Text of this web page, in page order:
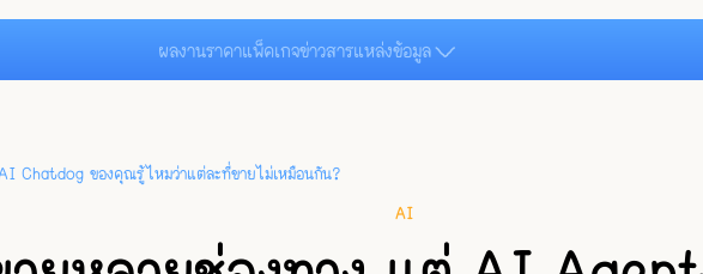
ผลงานราคาแพ็คเกจข่าวสารแหล่งข้อมูล
Chatdog ของคุณรู้ไหมว่าแต่ละที่ขายไม่เหมือนกัน?
AI